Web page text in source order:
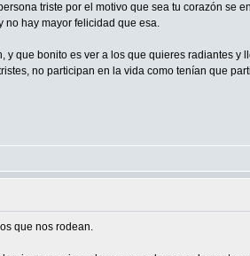
triste por el motivo que sea tu corazón se
no hay mayor felicidad que esa.
que bonito es ver a los que quieres radiantes
no participan en la vida como tenían que
que nos rodean.